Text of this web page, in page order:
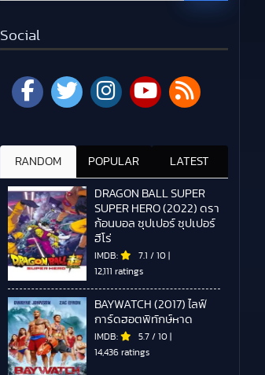
Social
RANDOM POPULAR LATEST
DRAGON BALL SUPER
SUPER HERO (2022) ดรา
ก้อนบอล ซุปเปอร์ ซุปเปอร์
ฮีโร่
IMDB: 7.1 / 10 |
12,111 ratings
BAYWATCH (2017) ไลฟ์
การ์ดฮอตพิทักษ์หาด
IMDB: 5.7 / 10 |
14,436 ratings